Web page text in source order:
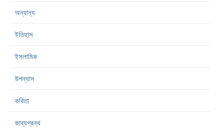
অন্যান্য
ইতিহাস
ইসলামিক
উপন্যাস
কবিতা
কাব্যগ্রন্থ